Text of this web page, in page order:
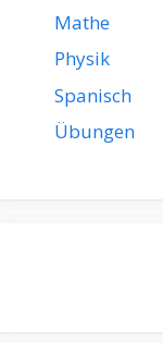
Mathe
Physik
Spanisch
Übungen